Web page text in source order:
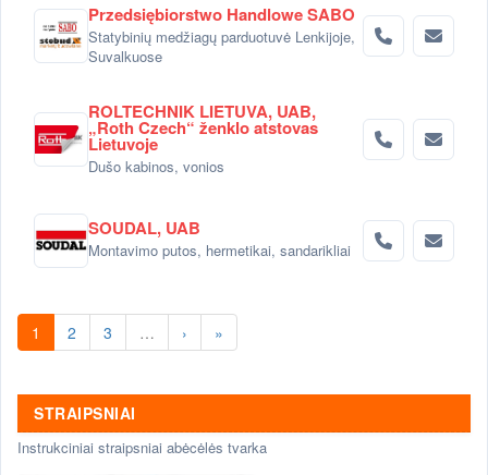
Przedsiębiorstwo Handlowe SABO
Statybinių medžiagų parduotuvė Lenkijoje,
Suvalkuose
ROLTECHNIK LIETUVA, UAB,
„Roth Czech“ ženklo atstovas
Lietuvoje
Dušo kabinos, vonios
SOUDAL, UAB
Montavimo putos, hermetikai, sandarikliai
1 2 3 … › »
STRAIPSNIAI
Instrukciniai straipsniai abėcėlės tvarka